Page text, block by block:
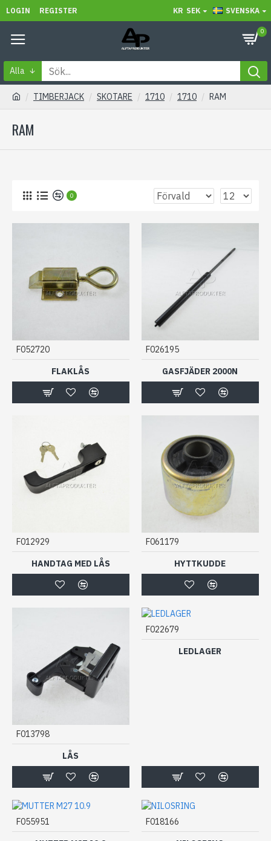
LOGIN REGISTER KR SEK SVENSKA
0
Alla
TIMBERJACK SKOTARE 1710 1710 RAM
RAM
0
F052720
FLAKLÅS
F026195
GASFJÄDER 2000N
F012929
HANDTAG MED LÅS
F061179
HYTTKUDDE
F013798
LÅS
F022679
LEDLAGER
F055951
F018166